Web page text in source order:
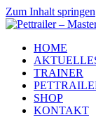
Zum Inhalt springen
HOME
TRAINER
SHOP
KONTAKT